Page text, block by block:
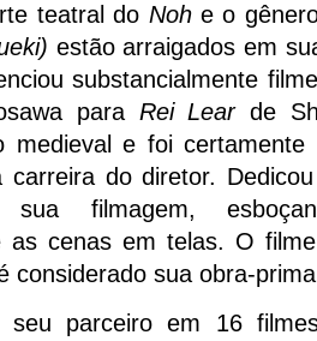
teatral do Nohe o
estão arraigados em
substancialmente
para Rei Learde
medieval e foi
carreira do diretor.
sua filmagem,
as cenas em telas. O
considerado sua obra-
seu parceiro em 16